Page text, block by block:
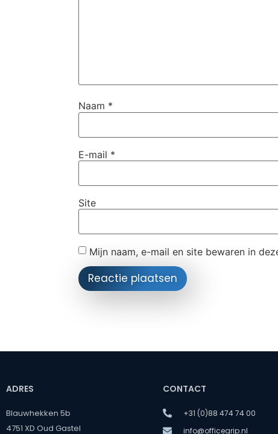
Naam *
E-mail *
Site
Mijn naam, e-mail en site bewaren in
ADRES
Blauwhekken 5b
4751 XD Oud Gastel
CONTACT
+31 (0)88 474 74 00
info@officegrip.nl